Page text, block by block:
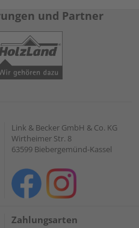
und Partner
Link & Becker GmbH & Co. KG
Wirtheimer Str. 8
63599 Biebergemünd-Kassel
Zahlungsarten